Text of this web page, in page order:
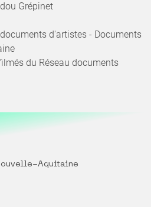
Grépinet
d'artistes - Documents
du Réseau documents
Aquitaine